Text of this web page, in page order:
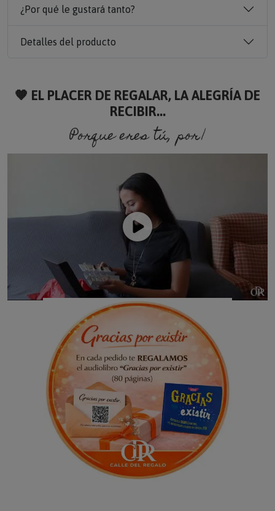
¿Por qué le gustará tanto?
Detalles del producto
🧡 EL PLACER DE REGALAR, LA ALEGRÍA DE
RECIBIR...
Porque eres tú, porque so